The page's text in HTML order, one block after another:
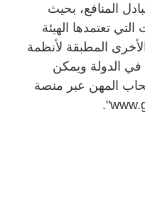
المنافع، بحيث
تعتمدها الهيئة
المطبقة لأنظمة
في الدولة ويمكن
المهن عبر منصة